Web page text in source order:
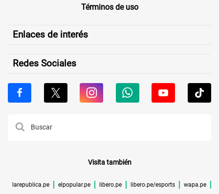
Términos de uso
Enlaces de interés
Redes Sociales
Visita también
larepublica.pe elpopular.pe libero.pe libero.pe/esports wapa.pe